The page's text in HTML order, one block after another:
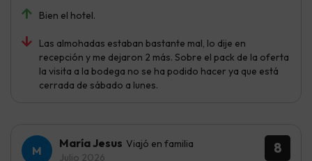
Bien el hotel.
Las almohadas estaban bastante mal, lo dije en
recepción y me dejaron 2 más. Sobre el pack de la oferta
la visita a la bodega no se ha podido hacer ya que está
cerrada de sábado a lunes.
8
María Jesus Viajó en familia
Julio 2026